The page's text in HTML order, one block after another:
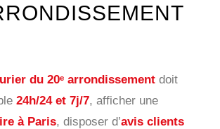
du 20ᵉ arrondissementdoit
24h/24 et 7j/7, afficher une
à Paris, disposer d’avis clients